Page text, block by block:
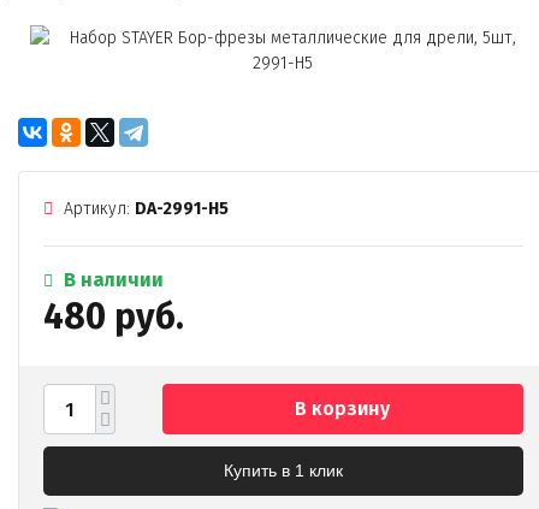
Артикул: DA-2991-H5
В наличии
480 руб.
В корзину
Купить в 1 клик